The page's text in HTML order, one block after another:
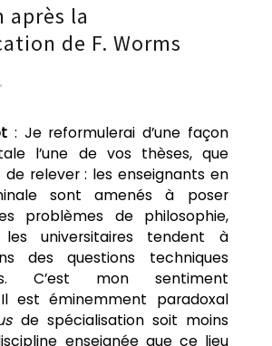
après la
de F. Worms
: Je reformulerai d’une façon
l’une de vos thèses, que
de relever : les enseignants en
sont amenés à poser
problèmes de philosophie,
universitaires tendent à
des questions techniques
C’est mon sentiment
est éminemment paradoxal
de spécialisation soit moins
enseignée que ce lieu